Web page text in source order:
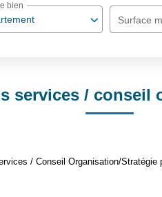
bien
Surface
services / conseil
/ Conseil Organisation/